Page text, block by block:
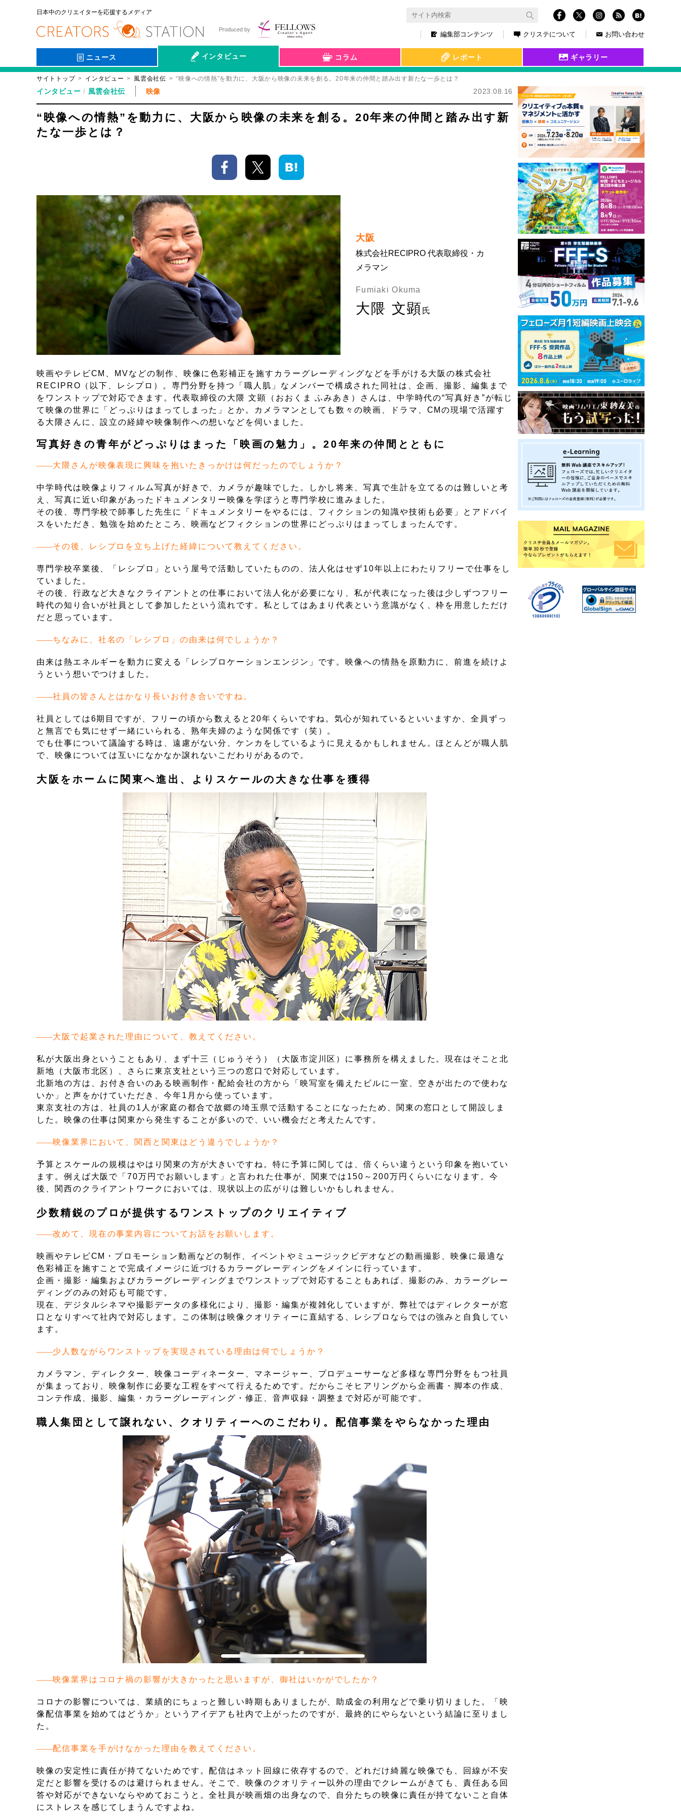
日本中のクリエイターを応援するメディア
編集部コンテンツ クリステについて お問い合わせ
Produced by
ニュース インタビュー
会社伝
コラム レポート ギャラリー
サイトトップ インタビュー 風雲会社伝 “映像への情熱”を動力に、大阪から映像の未来を創る。20年来の仲間と踏み出す新たな一歩とは？
インタビュー 風雲会社伝 映像 2023.08.16
“映像への情熱”を動力に、大阪から映像の未来を創る。20年来の仲間と踏み出す新
たな一歩とは？
大阪
株式会社RECIPRO 代表取締役・カ
メラマン
Fumiaki Okuma
大隈 文顕 氏
映画やテレビCM、MVなどの制作、映像に色彩補正を施すカラーグレーディングなどを手がける大阪の株式会社
RECIPRO（以下、レシプロ）。専門分野を持つ「職人肌」なメンバーで構成された同社は、企画、撮影、編集まで
をワンストップで対応できます。代表取締役の大隈 文顕（おおくま ふみあき）さんは、中学時代の“写真好き”が転じ
て映像の世界に「どっぷりはまってしまった」とか。カメラマンとしても数々の映画、ドラマ、CMの現場で活躍す
る大隈さんに、設立の経緯や映像制作への想いなどを伺いました。
写真好きの青年がどっぷりはまった「映画の魅力」。20年来の仲間とともに
大隈さんが映像表現に興味を抱いたきっかけは何だったのでしょうか？
中学時代は映像よりフィルム写真が好きで、カメラが趣味でした。しかし将来、写真で生計を立てるのは難しいと考
え、写真に近い印象があったドキュメンタリー映像を学ぼうと専門学校に進みました。
その後、専門学校で師事した先生に「ドキュメンタリーをやるには、フィクションの知識や技術も必要」とアドバイ
スをいただき、勉強を始めたところ、映画などフィクションの世界にどっぷりはまってしまったんです。
その後、レシプロを立ち上げた経緯について教えてください。
専門学校卒業後、「レシプロ」という屋号で活動していたものの、法人化はせず10年以上にわたりフリーで仕事をし
ていました。
その後、行政など大きなクライアントとの仕事において法人化が必要になり、私が代表になった後は少しずつフリー
時代の知り合いが社員として参加したという流れです。私としてはあまり代表という意識がなく、枠を用意しただけ
だと思っています。
ちなみに、社名の「レシプロ」の由来は何でしょうか？
由来は熱エネルギーを動力に変える「レシプロケーションエンジン」です。映像への情熱を原動力に、前進を続けよ
うという想いでつけました。
社員の皆さんとはかなり長いお付き合いですね。
社員としては6期目ですが、フリーの頃から数えると20年くらいですね。気心が知れているといいますか、全員ずっ
と無言でも気にせず一緒にいられる、熟年夫婦のような関係です（笑）。
でも仕事について議論する時は、遠慮がない分、ケンカをしているように見えるかもしれません。ほとんどが職人肌
で、映像については互いになかなか譲れないこだわりがあるので。
大阪をホームに関東へ進出、よりスケールの大きな仕事を獲得
大阪で起業された理由について、教えてください。
私が大阪出身ということもあり、まず十三（じゅうそう）（大阪市淀川区）に事務所を構えました。現在はそこと北
新地（大阪市北区）、さらに東京支社という三つの窓口で対応しています。
北新地の方は、お付き合いのある映画制作・配給会社の方から「映写室を備えたビルに一室、空きが出たので使わな
いか」と声をかけていただき、今年1月から使っています。
東京支社の方は、社員の1人が家庭の都合で故郷の埼玉県で活動することになったため、関東の窓口として開設しま
した。映像の仕事は関東から発生することが多いので、いい機会だと考えたんです。
映像業界において、関西と関東はどう違うでしょうか？
予算とスケールの規模はやはり関東の方が大きいですね。特に予算に関しては、倍くらい違うという印象を抱いてい
ます。例えば大阪で「70万円でお願いします」と言われた仕事が、関東では150～200万円くらいになります。今
後、関西のクライアントワークにおいては、現状以上の広がりは難しいかもしれません。
少数精鋭のプロが提供するワンストップのクリエイティブ
改めて、現在の事業内容についてお話をお願いします。
映画やテレビCM・プロモーション動画などの制作、イベントやミュージックビデオなどの動画撮影、映像に最適な
色彩補正を施すことで完成イメージに近づけるカラーグレーディングをメインに行っています。
企画・撮影・編集およびカラーグレーディングまでワンストップで対応することもあれば、撮影のみ、カラーグレー
ディングのみの対応も可能です。
現在、デジタルシネマや撮影データの多様化により、撮影・編集が複雑化していますが、弊社ではディレクターが窓
口となりすべて社内で対応します。この体制は映像クオリティーに直結する、レシプロならではの強みと自負してい
ます。
少人数ながらワンストップを実現されている理由は何でしょうか？
カメラマン、ディレクター、映像コーディネーター、マネージャー、プロデューサーなど多様な専門分野をもつ社員
が集まっており、映像制作に必要な工程をすべて行えるためです。だからこそヒアリングから企画書・脚本の作成、
コンテ作成、撮影、編集・カラーグレーディング・修正、音声収録・調整まで対応が可能です。
職人集団として譲れない、クオリティーへのこだわり。配信事業をやらなかった理由
映像業界はコロナ禍の影響が大きかったと思いますが、御社はいかがでしたか？
コロナの影響については、業績的にちょっと難しい時期もありましたが、助成金の利用などで乗り切りました。「映
像配信事業を始めてはどうか」というアイデアも社内で上がったのですが、最終的にやらないという結論に至りまし
た。
配信事業を手がけなかった理由を教えてください。
映像の安定性に責任が持てないためです。配信はネット回線に依存するので、どれだけ綺麗な映像でも、回線が不安
定だと影響を受けるのは避けられません。そこで、映像のクオリティー以外の理由でクレームがきても、責任ある回
答や対応ができないならやめておこうと。全社員が映画畑の出身なので、自分たちの映像に責任が持てないこと自体
にストレスを感じてしまうんですよね。